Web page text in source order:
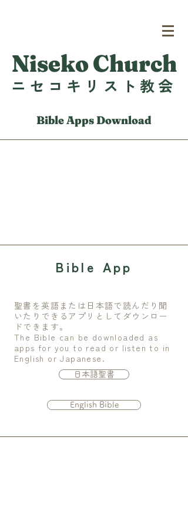
Niseko Church
ニセコキリスト教会
Bible Apps Download
Bible App
聖書を英語または日本語で読んだり聞
いたりできるアプリとしてダウンロー
ドできます。
The Bible can be downloaded as
apps for you to read or listen to in
English or Japanese.
日本語聖書
English Bible